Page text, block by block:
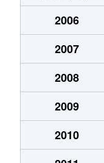
国分郡田
国分郡田
国分郡田
国分敷根
国分敷根
2006
2007
2008
2009
2010